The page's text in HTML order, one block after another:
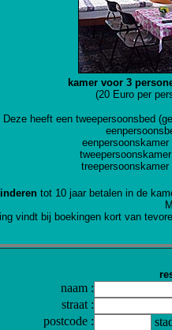
kamer voor 3
(20 Euro per
Deze heeft een tweepersoonsbed
eenpersoonskamer
tweepersoonskamer
treepersoonskamer
tot 10 jaar betalen in de
vindt bij boekingen kort van
naam :
straat :
postcode :